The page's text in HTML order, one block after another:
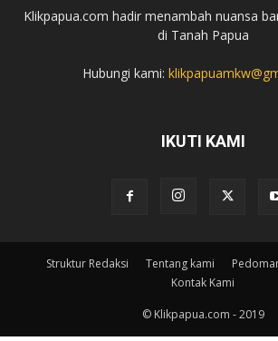
Klikpapua.com hadir menambah nuansa
di Tanah Papua
Hubungi kami:
IKUTI KAMI
Struktur Redaksi Tentang kami
Kontak Kami
© Klikpapua.com - 2019